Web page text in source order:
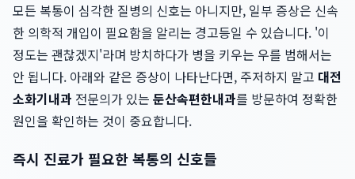
모든 복통이 심각한 질병의 신호는 아니지만, 일부 증상은 신속
한 의학적 개입이 필요함을 알리는 경고등일 수 있습니다. '이
정도는 괜찮겠지'라며 방치하다가 병을 키우는 우를 범해서는
안 됩니다. 아래와 같은 증상이 나타난다면, 주저하지 말고 대전
소화기내과 전문의가 있는 둔산속편한내과를 방문하여 정확한
원인을 확인하는 것이 중요합니다.
즉시 진료가 필요한 복통의 신호들